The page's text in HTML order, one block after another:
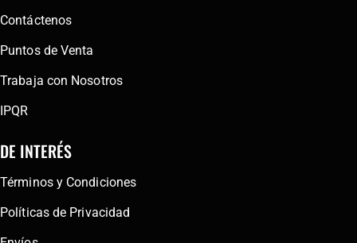
Contáctenos
Puntos de Venta
Trabaja con Nosotros
IPQR
DE INTERÉS
Términos y Condiciones
Políticas de Privacidad